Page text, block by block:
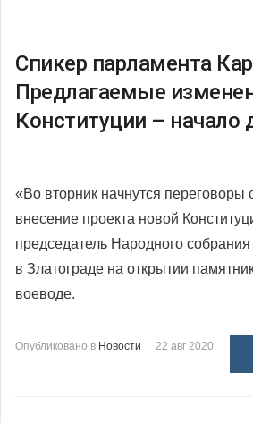
Спикер парламента
Предлагаемые
Конституции – начало
«Во вторник начнутся переговоры
внесение проекта новой
председатель Народного
в Златограде на открытии
воеводе.
Опубликовано в Новости 22 авг 2020